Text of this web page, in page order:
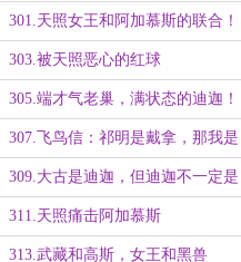
301.天照女王和阿加慕斯的联合！
（二合一大章）
303.被天照恶心的红球
305.端才气老巢，满状态的迪迦！
（四千字大章）
307.飞鸟信：祁明是戴拿，那我是
谁？（四千字大章）
309.大古是迪迦，但迪迦不一定是
大古
311.天照痛击阿加慕斯
313.武藏和高斯，女王和黑兽